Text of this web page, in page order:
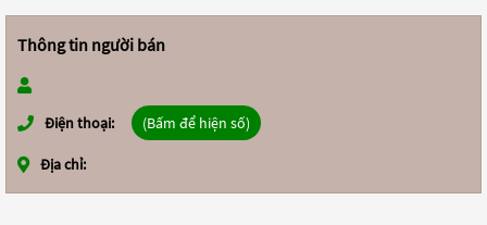
Thông tin người bán
Điện thoại: (Bấm để hiện số)
Địa chỉ: